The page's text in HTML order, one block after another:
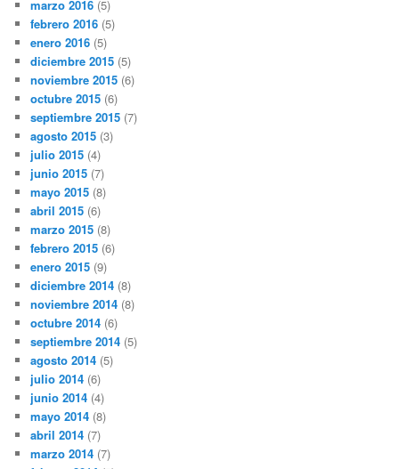
marzo 2016 (5)
febrero 2016 (5)
enero 2016 (5)
diciembre 2015 (5)
noviembre 2015 (6)
octubre 2015 (6)
septiembre 2015 (7)
agosto 2015 (3)
julio 2015 (4)
junio 2015 (7)
mayo 2015 (8)
abril 2015 (6)
marzo 2015 (8)
febrero 2015 (6)
enero 2015 (9)
diciembre 2014 (8)
noviembre 2014 (8)
octubre 2014 (6)
septiembre 2014 (5)
agosto 2014 (5)
julio 2014 (6)
junio 2014 (4)
mayo 2014 (8)
abril 2014 (7)
marzo 2014 (7)